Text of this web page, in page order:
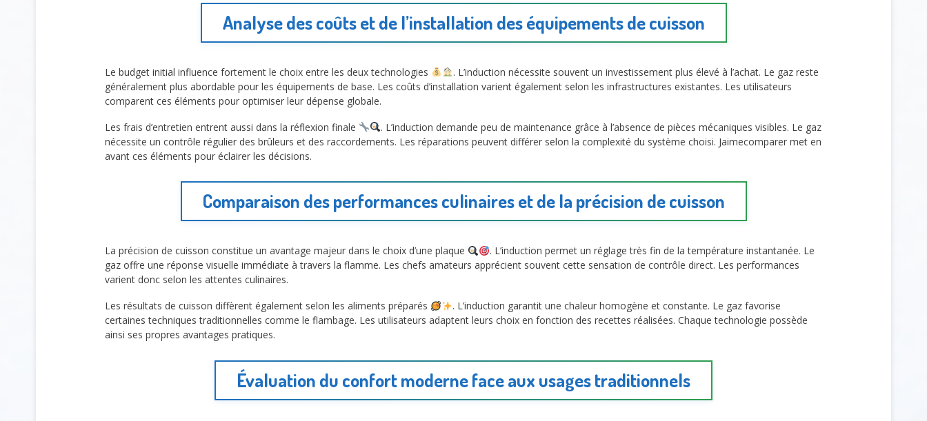
Analyse des coûts et de l’installation des équipements de cuisson
Le budget initial influence fortement le choix entre les deux technologies
. L’induction nécessite souvent un investissement plus élevé à l’achat. Le gaz reste
généralement plus abordable pour les équipements de base. Les coûts d’installation varient également selon les infrastructures existantes. Les utilisateurs
comparent ces éléments pour optimiser leur dépense globale.
Les frais d’entretien entrent aussi dans la réflexion finale
. L’induction demande peu de maintenance grâce à l’absence de pièces mécaniques visibles. Le gaz
nécessite un contrôle régulier des brûleurs et des raccordements. Les réparations peuvent différer selon la complexité du système choisi. Jaimecomparer met en
avant ces éléments pour éclairer les décisions.
Comparaison des performances culinaires et de la précision de cuisson
La précision de cuisson constitue un avantage majeur dans le choix d’une plaque
. L’induction permet un réglage très fin de la température instantanée. Le
gaz offre une réponse visuelle immédiate à travers la flamme. Les chefs amateurs apprécient souvent cette sensation de contrôle direct. Les performances
varient donc selon les attentes culinaires.
Les résultats de cuisson diffèrent également selon les aliments préparés
. L’induction garantit une chaleur homogène et constante. Le gaz favorise
certaines techniques traditionnelles comme le flambage. Les utilisateurs adaptent leurs choix en fonction des recettes réalisées. Chaque technologie possède
ainsi ses propres avantages pratiques.
Évaluation du confort moderne face aux usages traditionnels